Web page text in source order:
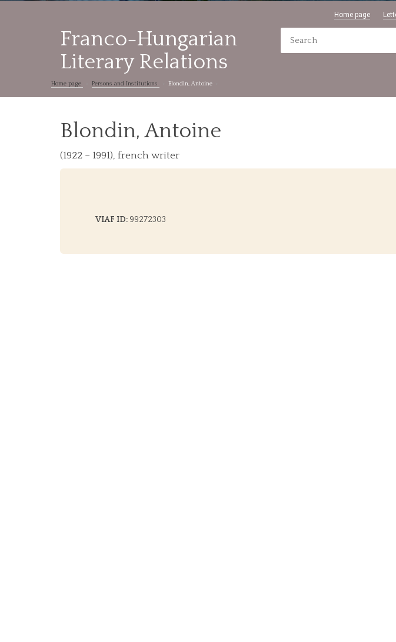
Home page
Franco-Hungarian
Literary Relations
Home page Persons and Institutions Blondin, Antoine
Blondin, Antoine
(1922 – 1991), french writer
VIAF ID: 99272303